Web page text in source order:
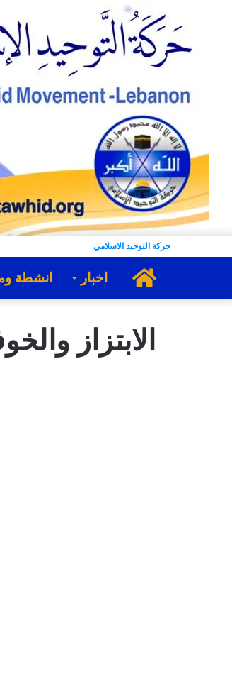
حركة التوحيد الاسلامي
الرئيسية
اخبار انشطة
الابتزاز